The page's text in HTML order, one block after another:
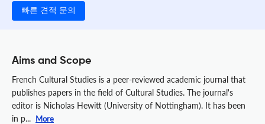
빠른 견적 문의
Aims and Scope
French Cultural Studies is a peer-reviewed academic journal that
publishes papers in the field of Cultural Studies. The journal's
editor is Nicholas Hewitt (University of Nottingham). It has been
in p... More